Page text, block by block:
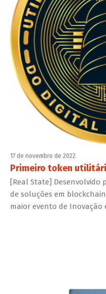
17 de novembro de 2022
Primeiro token
[Real State] Desenvolvido
de soluções em
maior evento de Inovação